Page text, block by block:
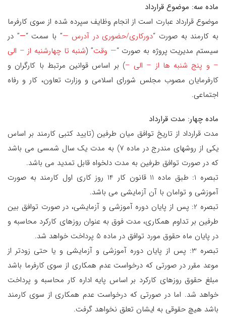
ماده سه: موضوع قرارداد
موضوع قرارداد عبارت است از انجام وظایف سپرده شده از سوی کارفرما
به کارمند به صورت “دورکاری/حضوری در آدرس —” با سمت “—” در
سیستم مدیریت پروژه به صورت “— وقت” (شنبه تا چهارشنبه از – الی
– و پنج شنبه ها از – الی –) بر اساس قوانین مرتبط با کارگران و
کارفرمایان مصوب مجلس شورای اسلامی و وزارت تعاون، کار و رفاه
اجتماعی.
ماده چهار: مدت قرارداد
مدت قرارداد از تاریخ توافق میان طرفین (تایید کتبی کارمند بر اساس
یکی از روشهای مندرج در ماده 7) به مدت یک سال شمسی می باشد
که در صورت توافق طرفین به مدت دلخواه قابل تمدید می باشد.
تبصره 1: طبق ماده 11 قانون کار 14 روز کاری اول کارمند به صورت
آموزشی و توامان با آن آزمایشی می باشد.
تبصره 2: پس از پایان دوره آموزشی و آزمایشی، در صورت توافق بین
طرفین بر تداوم همکاری، مدت فوق به عنوان روزهای کارکرد محاسبه و
در پایان ماه حقوق مورد توافق در ماده 5 پرداخت خواهد شد.
تبصره 3: پس از پایان دوره آموزشی و آزمایشی و یا حتی زودتر از
موعد مقرر در صورتی که درخواست عدم همکاری از سوی کارفرما باشد
مبلغ حقوق روزهای کارکرد بر اساس پایه اداره کار محاسبه و پرداخت
خواهد شد. اما در صورتی که درخواست عدم همکاری از سوی کارمند
باشد هیچ حقوقی به ایشان تعلق نخواهد گرفت.